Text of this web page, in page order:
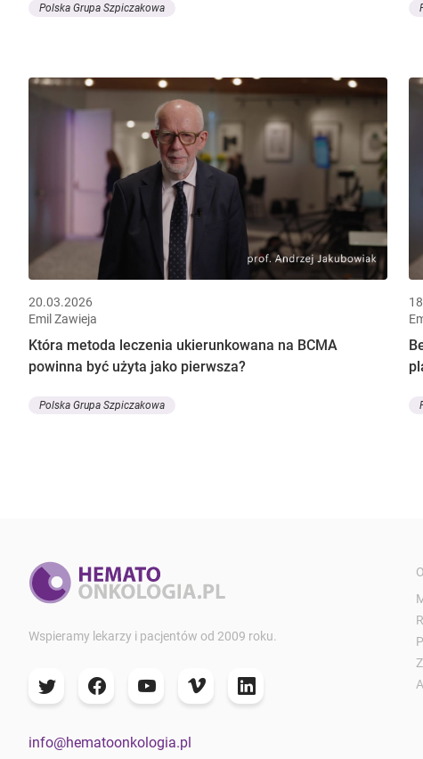
Polska Grupa Szpiczakowa
20.03.2026
Emil Zawieja
Która metoda leczenia ukierunkowana na BCMA
powinna być użyta jako pierwsza?
Polska Grupa Szpiczakowa
Wspieramy lekarzy i pacjentów od 2009 roku.
info@hematoonkologia.pl